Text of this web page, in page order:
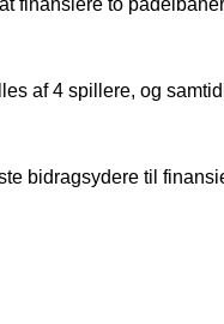
af 4 spillere, og
bidragsydere til